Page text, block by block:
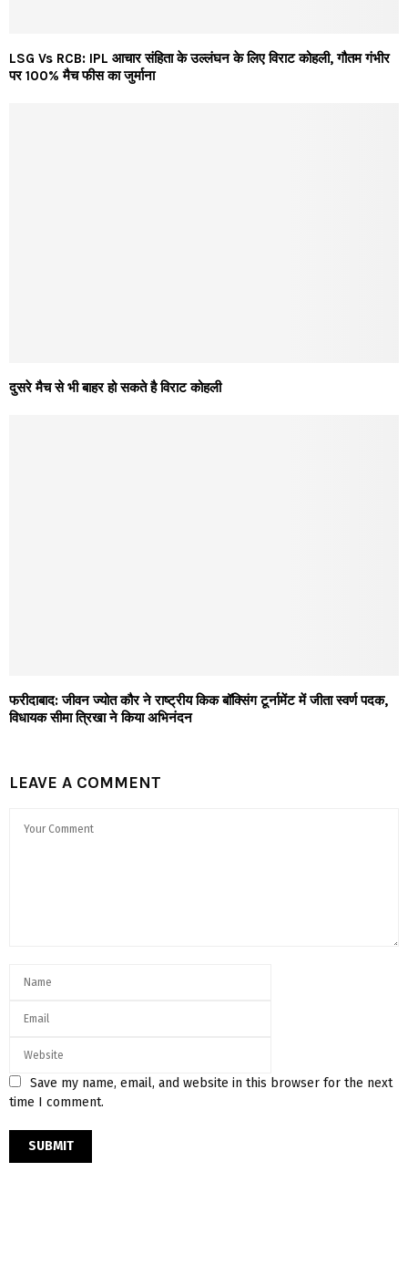
LSG Vs RCB: IPL आचार संहिता के उल्लंघन के लिए विराट कोहली, गौतम गंभीर
पर 100% मैच फीस का जुर्माना
दुसरे मैच से भी बाहर हो सकते है विराट कोहली
फरीदाबाद: जीवन ज्योत कौर ने राष्ट्रीय किक बॉक्सिंग टूर्नामेंट में जीता स्वर्ण पदक,
विधायक सीमा त्रिखा ने किया अभिनंदन
LEAVE A COMMENT
Save my name, email, and website in this browser for the next
time I comment.